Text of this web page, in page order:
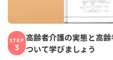
STEP
3
高齢者介護の実態と高
ついて学びましょう